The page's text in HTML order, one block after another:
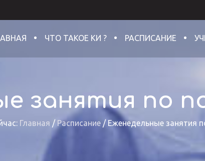
ЧТО ТАКОЕ КИ ? РАСПИСАНИЕ
занятия по
Главная / Расписание/ Еженедельные занятия